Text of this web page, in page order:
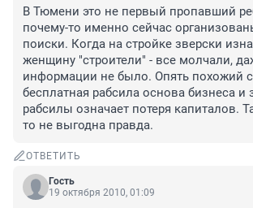
В Тюмени это не первый пропавший
почему-то именно сейчас
поиски. Когда на стройке зверски
женщину "строители" - все молчали,
информации не было. Опять похожий
бесплатная рабсила основа бизнеса и
рабсилы означает потеря капиталов.
то не выгодна правда.
ОТВЕТИТЬ
Гость
19 октября 2010, 01:09